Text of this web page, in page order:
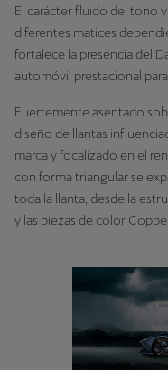
El carácter fluido del tono
diferentes matices
fortalece la presencia del
automóvil prestacional
Fuertemente asentado
diseño de llantas
marca y focalizado en el
con forma triangular se
toda la llanta, desde la
y las piezas de color